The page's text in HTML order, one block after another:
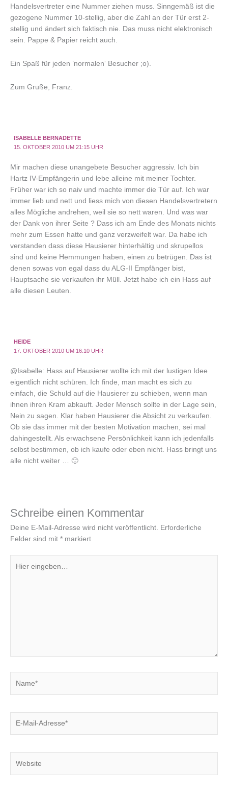
Handelsvertreter eine Nummer ziehen muss. Sinngemäß ist die
gezogene Nummer 10-stellig, aber die Zahl an der Tür erst 2-
stellig und ändert sich faktisch nie. Das muss nicht elektronisch
sein. Pappe & Papier reicht auch.
Ein Spaß für jeden ’normalen‘ Besucher ;o).
Zum Gruße, Franz.
ISABELLE BERNADETTE
15. OKTOBER 2010 UM 21:15 UHR
Mir machen diese unangebete Besucher aggressiv. Ich bin
Hartz IV-Empfängerin und lebe alleine mit meiner Tochter.
Früher war ich so naiv und machte immer die Tür auf. Ich war
immer lieb und nett und liess mich von diesen Handelsvertretern
alles Mögliche andrehen, weil sie so nett waren. Und was war
der Dank von ihrer Seite ? Dass ich am Ende des Monats nichts
mehr zum Essen hatte und ganz verzweifelt war. Da habe ich
verstanden dass diese Hausierer hinterhältig und skrupellos
sind und keine Hemmungen haben, einen zu betrügen. Das ist
denen sowas von egal dass du ALG-II Empfänger bist,
Hauptsache sie verkaufen ihr Müll. Jetzt habe ich ein Hass auf
alle diesen Leuten.
HEIDE
17. OKTOBER 2010 UM 16:10 UHR
@Isabelle: Hass auf Hausierer wollte ich mit der lustigen Idee
eigentlich nicht schüren. Ich finde, man macht es sich zu
einfach, die Schuld auf die Hausierer zu schieben, wenn man
ihnen ihren Kram abkauft. Jeder Mensch sollte in der Lage sein,
Nein zu sagen. Klar haben Hausierer die Absicht zu verkaufen.
Ob sie das immer mit der besten Motivation machen, sei mal
dahingestellt. Als erwachsene Persönlichkeit kann ich jedenfalls
selbst bestimmen, ob ich kaufe oder eben nicht. Hass bringt uns
alle nicht weiter … 🙂
Schreibe einen Kommentar
Deine E-Mail-Adresse wird nicht veröffentlicht.
Erforderliche
Felder sind mit * markiert
eingeben…